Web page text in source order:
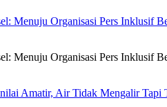
Menuju Organisasi Pers Inklusif
Menuju Organisasi Pers Inklusif
Amatir, Air Tidak Mengalir Tapi